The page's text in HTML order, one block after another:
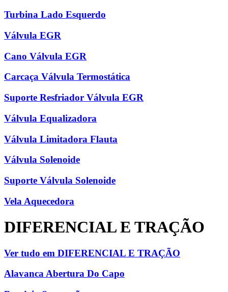
Turbina Lado Esquerdo
Válvula EGR
Cano Válvula EGR
Carcaça Válvula Termostática
Suporte Resfriador Válvula EGR
Válvula Equalizadora
Válvula Limitadora Flauta
Válvula Solenoide
Suporte Válvula Solenoide
Vela Aquecedora
DIFERENCIAL E TRAÇÃO
Ver tudo em DIFERENCIAL E TRAÇÃO
Alavanca Abertura Do Capo